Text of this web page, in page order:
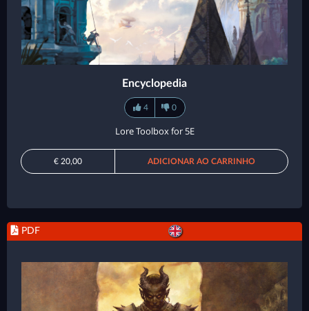
Encyclopedia
4 0
Lore Toolbox for 5E
€ 20,00 ADICIONAR AO CARRINHO
PDF